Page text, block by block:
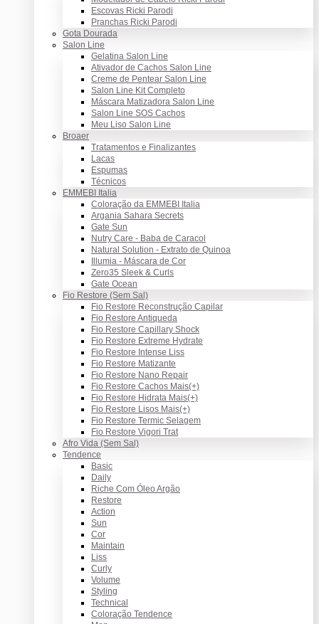
Escovas Ricki Parodi
Pranchas Ricki Parodi
Gota Dourada
Salon Line
Gelatina Salon Line
Ativador de Cachos Salon Line
Creme de Pentear Salon Line
Salon Line Kit Completo
Máscara Matizadora Salon Line
Salon Line SOS Cachos
Meu Liso Salon Line
Broaer
Tratamentos e Finalizantes
Lacas
Espumas
Técnicos
EMMEBI Italia
Coloração da EMMEBI Italia
Argania Sahara Secrets
Gate Sun
Nutry Care - Baba de Caracol
Natural Solution - Extrato de Quinoa
Illumia - Máscara de Cor
Zero35 Sleek & Curls
Gate Ocean
Fio Restore (Sem Sal)
Fio Restore Reconstrução Capilar
Fio Restore Antiqueda
Fio Restore Capillary Shock
Fio Restore Extreme Hydrate
Fio Restore Intense Liss
Fio Restore Matizante
Fio Restore Nano Repair
Fio Restore Cachos Mais(+)
Fio Restore Hidrata Mais(+)
Fio Restore Lisos Mais(+)
Fio Restore Termic Selagem
Fio Restore Vigori Trat
Afro Vida (Sem Sal)
Tendence
Basic
Daily
Riche Com Óleo Argão
Restore
Action
Sun
Cor
Maintain
Liss
Curly
Volume
Styling
Technical
Coloração Tendence